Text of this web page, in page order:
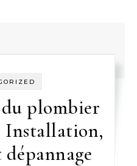
du plombier
Installation,